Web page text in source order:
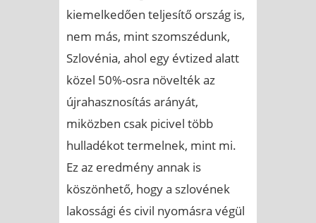
kiemelkedően teljesítő ország is,
nem más, mint szomszédunk,
Szlovénia, ahol egy évtized alatt
közel 50%-osra növelték az
újrahasznosítás arányát,
miközben csak picivel több
hulladékot termelnek, mint mi.
Ez az eredmény annak is
köszönhető, hogy a szlovének
lakossági és civil nyomásra végül